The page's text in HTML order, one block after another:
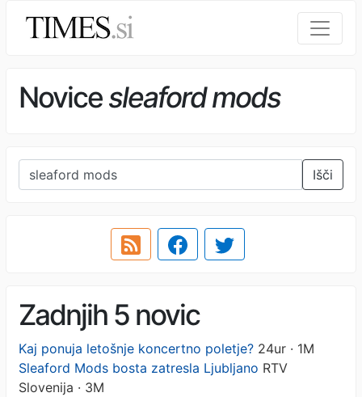
Novicesleaford mods
Išči
Zadnjih 5 novic
Kaj ponuja letošnje koncertno poletje? 24ur · 1M
Sleaford Mods bosta zatresla Ljubljano RTV
Slovenija · 3M